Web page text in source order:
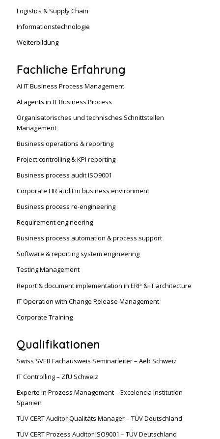
Logistics & Supply Chain
Informationstechnologie
Weiterbildung
Fachliche Erfahrung
AI IT Business Process Management
AI agents in IT Business Process
Organisatorisches und technisches Schnittstellen
Management
Business operations & reporting
Project controlling & KPI reporting
Business process audit ISO9001
Corporate HR audit in business environment
Business process re-engineering
Requirement engineering
Business process automation & process support
Software & reporting system engineering
Testing Management
Report & document implementation in ERP & IT architecture
IT Operation with Change Release Management
Corporate Training
Qualifikationen
Swiss SVEB Fachausweis Seminarleiter – Aeb Schweiz
IT Controlling – ZfU Schweiz
Experte in Prozess Management – Excelencia Institution
Spanien
TÜV CERT Auditor Qualitäts Manager – TÜV Deutschland
TÜV CERT Prozess Auditor ISO9001 – TÜV Deutschland